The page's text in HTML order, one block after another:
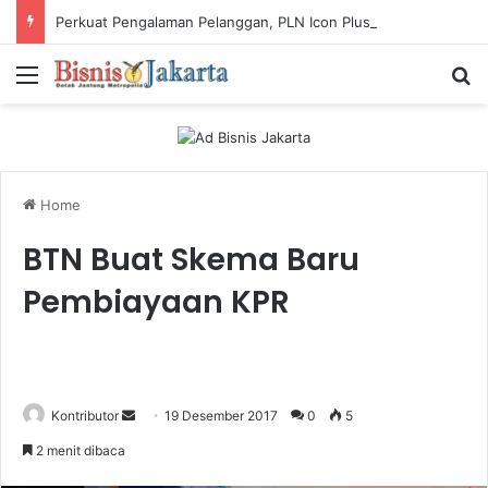
Menu
Home
BTN Buat Skema Baru
Pembiayaan KPR
Kontributor 19 Desember 2017 0 5
2 menit dibaca